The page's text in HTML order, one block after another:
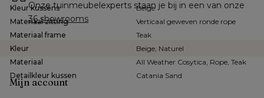
Kleur kussens
Beige
Materiaal zitting
Verticaal geweven ronde rope
Materiaal frame
Teak
Kleur
Beige, Naturel
Materiaal
All Weather Cosytica, Rope, Teak
Detailkleur kussen
Catania Sand
36 showrooms
Mijn account